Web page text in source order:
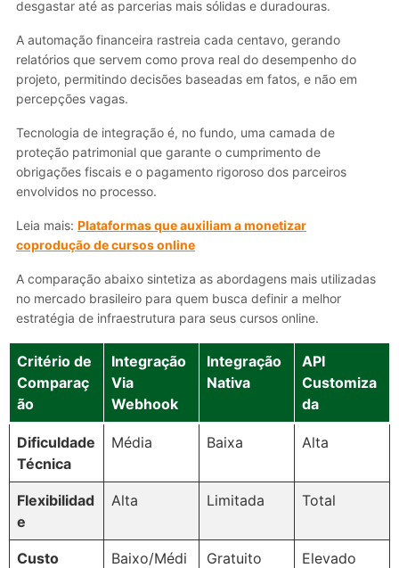
desgastar até as parcerias mais sólidas e duradouras.
A automação financeira rastreia cada centavo, gerando
relatórios que servem como prova real do desempenho do
projeto, permitindo decisões baseadas em fatos, e não em
percepções vagas.
Tecnologia de integração é, no fundo, uma camada de
proteção patrimonial que garante o cumprimento de
obrigações fiscais e o pagamento rigoroso dos parceiros
envolvidos no processo.
Leia mais: Plataformas que auxiliam a monetizar
coprodução de cursos online
A comparação abaixo sintetiza as abordagens mais utilizadas
no mercado brasileiro para quem busca definir a melhor
estratégia de infraestrutura para seus cursos online.
Critério de
Comparaç
ão
Integração
Via
Webhook
Integração
Nativa
API
Customiza
da
Dificuldade
Técnica
Média Baixa Alta
Flexibilidad
e
Alta Limitada Total
Custo
Baixo/Médi
Gratuito Elevado